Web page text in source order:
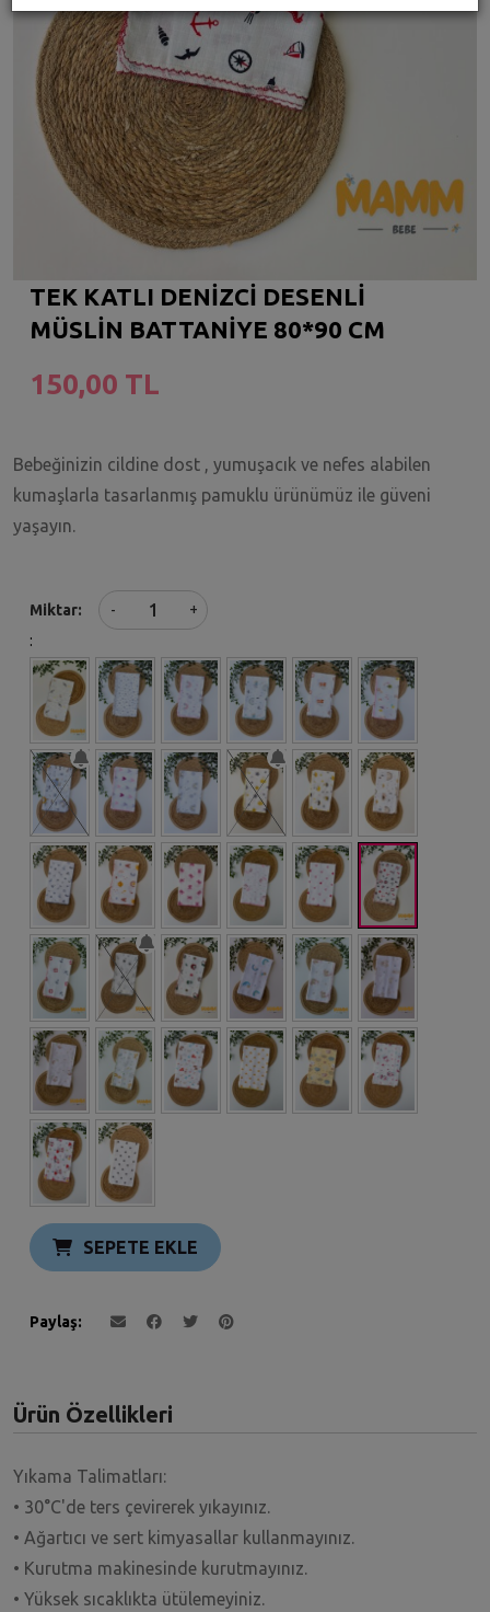
TEK KATLI DENİZCİ DESENLİ
MÜSLİN BATTANİYE 80*90 CM
150,00 TL
Bebeğinizin cildine dost , yumuşacık ve nefes alabilen
kumaşlarla tasarlanmış pamuklu ürünümüz ile güveni
yaşayın.
Miktar -
+
:
SEPETE EKLE
Paylaş
Ürün Özellikleri
Yıkama Talimatları:
• 30°C'de ters çevirerek yıkayınız.
• Ağartıcı ve sert kimyasallar kullanmayınız.
• Kurutma makinesinde kurutmayınız.
• Yüksek sıcaklıkta ütülemeyiniz.